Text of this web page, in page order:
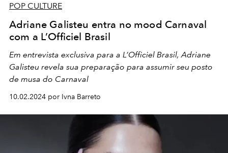
POP CULTURE
Adriane Galisteu entra no mood Carnaval
com a L’Officiel Brasil
Em entrevista exclusiva para a L’Officiel Brasil, Adriane
Galisteu revela sua preparação para assumir seu posto
de musa do Carnaval
10.02.2024 por Ivna Barreto